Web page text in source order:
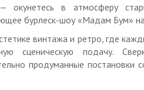
в атмосферу
бурлеск-шоу «Мадам Бум»
винтажа и ретро, где
сценическую подачу.
продуманные постановки